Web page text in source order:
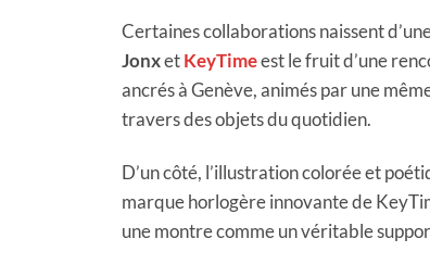
Certaines collaborations naissent
JonxetKeyTimeest le fruit d’une
ancrés à Genève, animés par une
travers des objets du quotidien.
D’un côté, l’illustration colorée et
marque horlogère innovante de
une montre comme un véritable